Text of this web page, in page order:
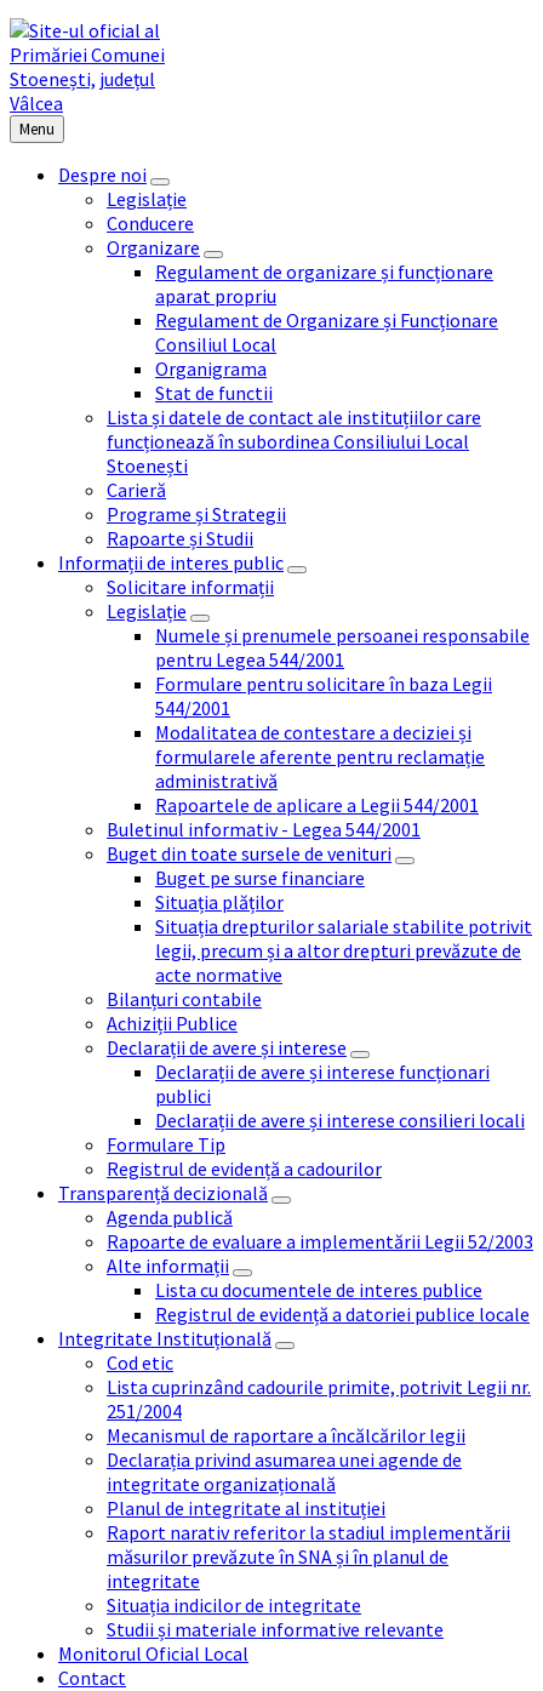
Menu
Despre noi
Legislație
Conducere
Organizare
Regulament de organizare și funcționare
aparat propriu
Regulament de Organizare și Funcționare
Consiliul Local
Organigrama
Stat de functii
Lista și datele de contact ale instituțiilor care
funcționează în subordinea Consiliului Local
Stoenești
Carieră
Programe și Strategii
Rapoarte și Studii
Informații de interes public
Solicitare informații
Legislație
Numele și prenumele persoanei responsabile
pentru Legea 544/2001
Formulare pentru solicitare în baza Legii
544/2001
Modalitatea de contestare a deciziei și
formularele aferente pentru reclamație
administrativă
Rapoartele de aplicare a Legii 544/2001
Buletinul informativ - Legea 544/2001
Buget din toate sursele de venituri
Buget pe surse financiare
Situația plăților
Situația drepturilor salariale stabilite potrivit
legii, precum și a altor drepturi prevăzute de
acte normative
Bilanțuri contabile
Achiziții Publice
Declarații de avere și interese
Declarații de avere și interese funcționari
publici
Declarații de avere și interese consilieri locali
Formulare Tip
Registrul de evidență a cadourilor
Transparență decizională
Agenda publică
Rapoarte de evaluare a implementării Legii 52/2003
Alte informații
Lista cu documentele de interes publice
Registrul de evidență a datoriei publice locale
Integritate Instituțională
Cod etic
Lista cuprinzând cadourile primite, potrivit Legii nr.
251/2004
Mecanismul de raportare a încălcărilor legii
Declarația privind asumarea unei agende de
integritate organizațională
Planul de integritate al instituției
Raport narativ referitor la stadiul implementării
măsurilor prevăzute în SNA și în planul de
integritate
Situația indicilor de integritate
Studii și materiale informative relevante
Monitorul Oficial Local
Contact